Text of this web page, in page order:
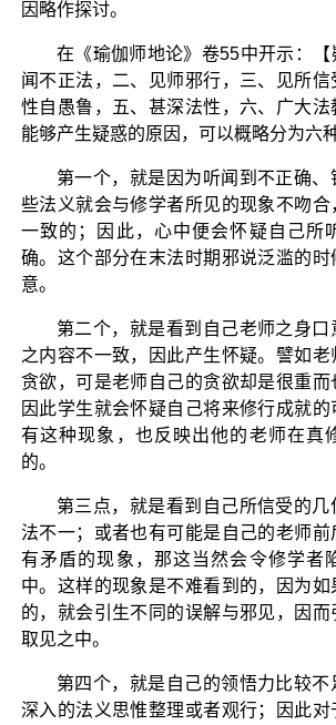
因略作探讨。
在《瑜伽师地论》卷55中开示：【
闻不正法，二、见师邪行，三、见所信
性自愚鲁，五、甚深法性，六、广大法
能够产生疑惑的原因，可以概略分为六种
第一个，就是因为听闻到不正确
些法义就会与修学者所见的现象不吻
一致的；因此，心中便会怀疑自己所
确。这个部分在末法时期邪说泛滥的时
意。
第二个，就是看到自己老师之身
之内容不一致，因此产生怀疑。譬如
贪欲，可是老师自己的贪欲却是很重而
因此学生就会怀疑自己将来修行成就
有这种现象，也反映出他的老师在真
的。
第三点，就是看到自己所信受的
法不一；或者也有可能是自己的老师前
有矛盾的现象，那这当然会令修学者
中。这样的现象是不难看到的，因为
的，就会引生不同的误解与邪见，因
取见之中。
第四个，就是自己的领悟力比较
深入的法义思惟整理或者观行；因此对